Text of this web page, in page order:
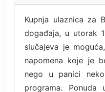
Kupnja ulaznica za
događaja, u utorak
slučajeva je
napomena koje je
nego u panici
programa. Ponuda